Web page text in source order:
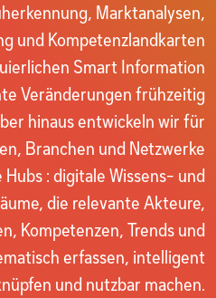
Marktanalysen,
und Kompetenzlandkarten
Smart Information
Veränderungen frühzeitig
hinaus entwickeln wir für
Branchen und Netzwerke
: digitale Wissens- und
die relevante Akteure,
Kompetenzen, Trends und
erfassen, intelligent
und nutzbar machen.